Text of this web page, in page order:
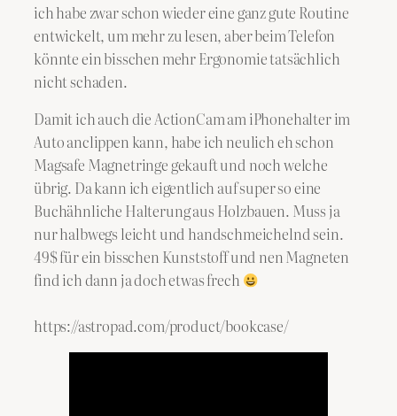
ich habe zwar schon wieder eine ganz gute Routine
entwickelt, um mehr zu lesen, aber beim Telefon
könnte ein bisschen mehr Ergonomie tatsächlich
nicht schaden.
Damit ich auch die ActionCam am iPhonehalter im
Auto anclippen kann, habe ich neulich eh schon
Magsafe Magnetringe gekauft und noch welche
übrig. Da kann ich eigentlich auf super so eine
Buchähnliche Halterung aus Holzbauen. Muss ja
nur halbwegs leicht und handschmeichelnd sein.
49$ für ein bisschen Kunststoff und nen Magneten
find ich dann ja doch etwas frech
https://astropad.com/product/bookcase/